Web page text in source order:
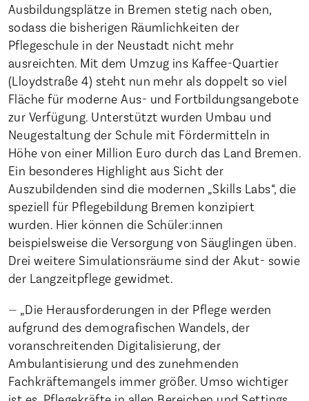
Ausbildungsplätze in Bremen stetig nach oben,
sodass die bisherigen Räumlichkeiten der
Pflegeschule in der Neustadt nicht mehr
ausreichten. Mit dem Umzug ins Kaffee-Quartier
(Lloydstraße 4) steht nun mehr als doppelt so viel
Fläche für moderne Aus- und Fortbildungsangebote
zur Verfügung. Unterstützt wurden Umbau und
Neugestaltung der Schule mit Fördermitteln in
Höhe von einer Million Euro durch das Land Bremen.
Ein besonderes Highlight aus Sicht der
Auszubildenden sind die modernen „Skills Labs“, die
speziell für Pflegebildung Bremen konzipiert
wurden. Hier können die Schüler:innen
beispielsweise die Versorgung von Säuglingen üben.
Drei weitere Simulationsräume sind der Akut- sowie
der Langzeitpflege gewidmet.
„Die Herausforderungen in der Pflege werden
aufgrund des demografischen Wandels, der
voranschreitenden Digitalisierung, der
Ambulantisierung und des zunehmenden
Fachkräftemangels immer größer. Umso wichtiger